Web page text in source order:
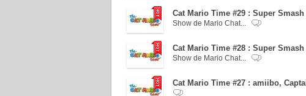
Cat Mario Time #29 : Super
Show de Mario Chat...
Cat Mario Time #28 : Super
Show de Mario Chat...
Cat Mario Time #27 : amiibo,